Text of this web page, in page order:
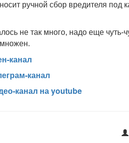
ручной сбор вредителя
не так много, надо еще чуть-
канал
канал
канал на youtube